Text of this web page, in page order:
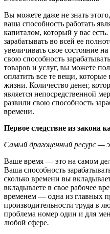
Вы можете даже не знать
ваша способность работать
капиталом, который у вас
зарабатывать во всей ее
увеличивать свое состояние
свою способность
товаров и услуг, вы можете
оплатить все те вещи, которые
жизни. Количество денег,
является непосредственной
развили свою способность
времени.
Первое следствие из закона
Самый драгоценный ресурс —
Ваше время — это на самом
Ваша способность
сколько времени вы
вкладываете в свое рабочее
временем — одна из главных
производительности труда в
проблема номер один и для
любой сфере.